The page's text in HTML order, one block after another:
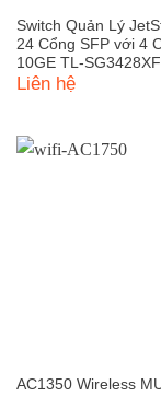
Switch Quản Lý
24 Cổng SFP với 4
10GE TL-SG3428XF
Liên hệ
AC1350 Wireless